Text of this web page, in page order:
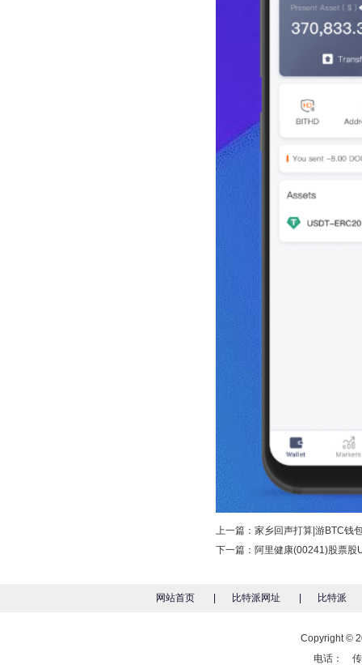
上一篇： 家乡回声打算|游BTC钱
下一篇： 阿里健康(00241)股票股
网站首页 比特派网址 比特派
Copyright ©
电话：